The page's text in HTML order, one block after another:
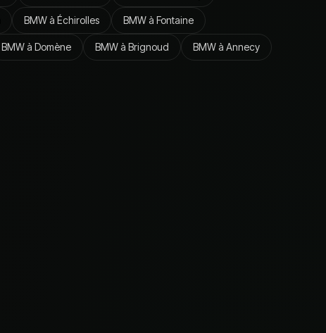
BMWà Échirolles BMWà Fontaine
BMWà Domène BMWà Brignoud BMWà Annecy